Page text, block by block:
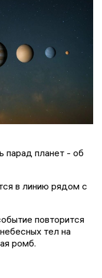
парад планет - об
в линию рядом с
повторится
тел на
ромб.